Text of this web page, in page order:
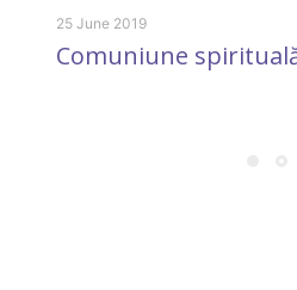
25 June 2019
Comuniune